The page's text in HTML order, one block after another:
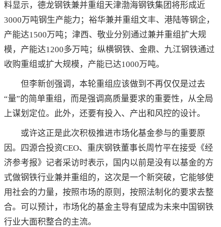
料显示，德龙钢铁兼并重组天津渤海钢铁集团将形成近
3000万吨钢生产能力；裕华兼并重组文丰、港陆等钢企，
产能达1500万吨；津西、敬业分别通过兼并重组扩大规
模，产能达1200多万吨；纵横钢铁、金鼎、九江钢铁通过
收购重组或扩大规模，产能已达1000万吨。
但李新创强调，本轮重组应该做到不再仅仅是过去
“量”的简单重组，而是强调高质量要求的重要性，从全局
上谋划定位。此外，还要有投入、产出和风控的设计。
或许这正是此次积极推进市场化基金参与的重要原
因。四源合投资CEO、重庆钢铁董事长周竹平在接受《经
济参考报》记者采访时表示，国内以前是没有以基金的方
式做钢铁行业兼并重组的，这次是一个新突破，它能够使
用社会的力量，按照市场的原则，按照法制化的要求去整
合。可以预计，市场化的基金主导有望成为未来中国钢铁
行业大面积整合的主流。